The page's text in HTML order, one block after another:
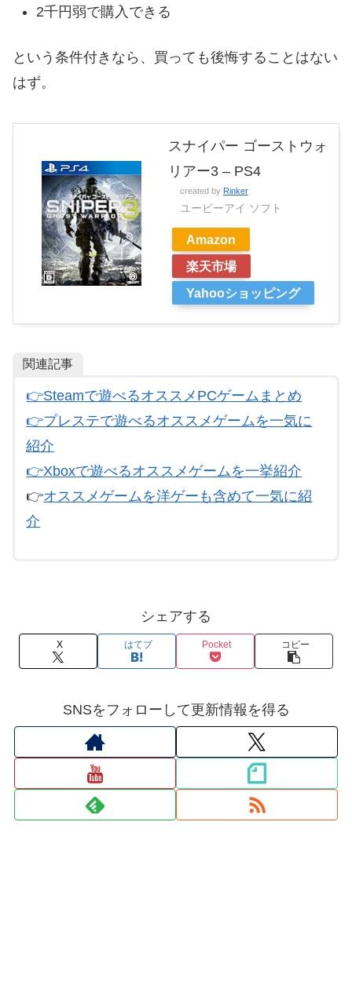
2千円弱で購入できる
という条件付きなら、買っても後悔することはない
はず。
スナイパー ゴーストウォ
リアー3 – PS4
created by Rinker
ユービーアイ ソフト
Amazon
楽天市場
Yahooショッピング
関連記事
👉Steamで遊べるオススメPCゲームまとめ
👉プレステで遊べるオススメゲームを一気に
紹介
👉Xboxで遊べるオススメゲームを一挙紹介
👉オススメゲームを洋ゲーも含めて一気に紹
介
シェアする
X はてブ Pocket コピー
SNSをフォローして更新情報を得る